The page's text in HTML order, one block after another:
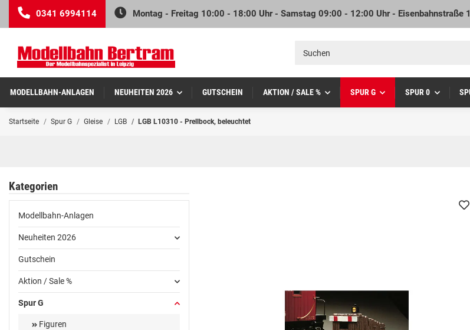
0341 6994114 Montag - Freitag 10:00 - 18:00 Uhr - Samstag 09:00 - 12:00 Uhr - Eisenbahnstraße
MODELLBAHN-ANLAGEN NEUHEITEN 2026 GUTSCHEIN AKTION / SALE % SPUR G SPUR 0
Startseite Spur G Gleise LGB LGB L10310 - Prellbock, beleuchtet
Kategorien
Modellbahn-Anlagen
Neuheiten 2026
Gutschein
Aktion / Sale %
Spur G
Figuren